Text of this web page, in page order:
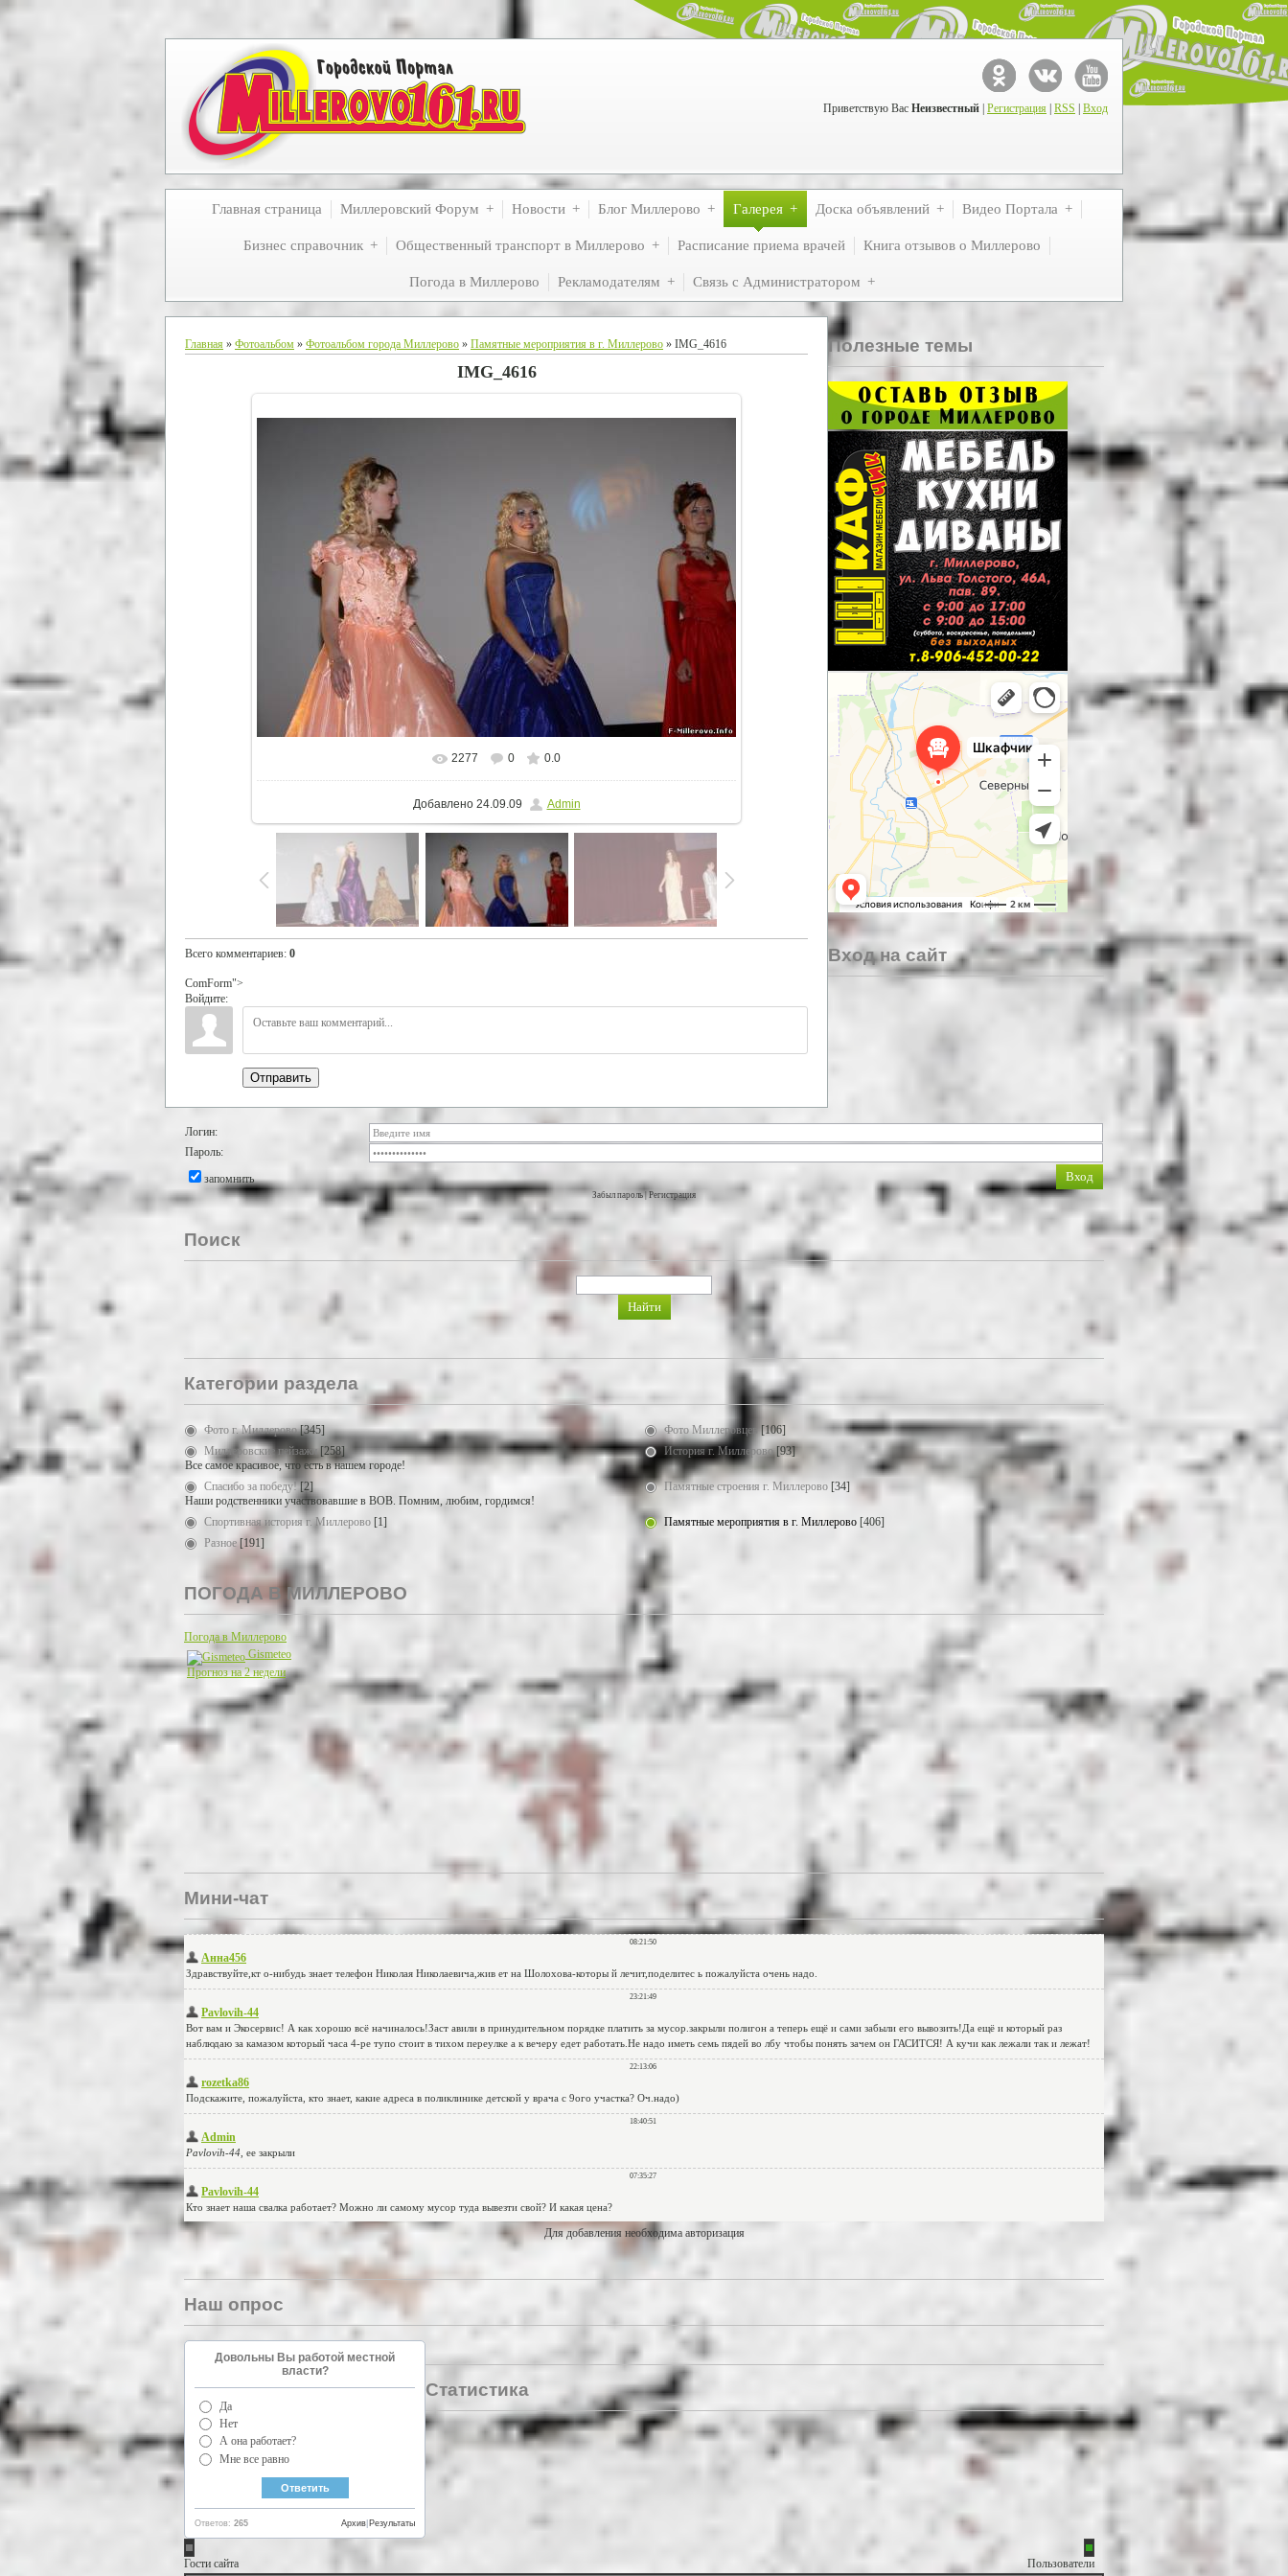
Приветствую Вас Неизвестный Регистрация RSS Вход
Главная страница Миллеровский Форум Новости Блог Миллерово Галерея Доска объявлений Видео Портала
Бизнес справочник Общественный транспорт в Миллерово Расписание приема врачей Книга отзывов о Миллерово
Погода в Миллерово Рекламодателям Связь с Администратором
Главная » Фотоальбом » Фотоальбом города Миллерово » Памятные мероприятия в г. Миллерово » IMG_4616
IMG_4616
В реальном размере 800x533
2277 0 0.0
Добавлено24.09.09 Admin
Всего комментариев: 0
ComForm">
Войдите:
Отправить
Полезные темы
Вход на сайт
Логин:
Пароль:
запомнить
Забыл пароль|Регистрация
Поиск
Категории раздела
Фото г. Миллерово [345] Фото Миллеровцев [106]
Миллеровские пейзажи [258]
Все самое красивое, что есть в нашем городе!
История г. Миллерово [93]
Спасибо за победу! [2]
Наши родственники участвовавшие в ВОВ. Помним, любим, гордимся!
Памятные строения г. Миллерово [34]
Спортивная история г. Миллерово [1] Памятные мероприятия в г. Миллерово [406]
Разное [191]
ПОГОДА В МИЛЛЕРОВО
Погода в Миллерово
Gismeteo
Прогноз на 2 недели
Мини-чат
Для добавления необходима авторизация
Наш опрос
Довольны Вы работой местной
власти?
Да
Нет
А она работает?
Мне все равно
Ответов: 265 Результаты
Архив
Статистика
Гости сайта Пользователи